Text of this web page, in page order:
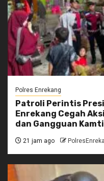
Polres Enrekang
Patroli Perintis
Enrekang Cegah
dan Gangguan
21 jam ago